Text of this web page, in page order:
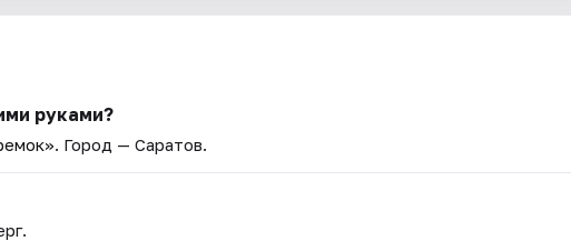
руками?
. Город — Саратов.